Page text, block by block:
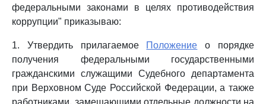
федеральными законами в целях противодействия
коррупции" приказываю:
1. Утвердить прилагаемое Положение о порядке
получения федеральными государственными
гражданскими служащими Судебного департамента
при Верховном Суде Российской Федерации, а также
работниками, замещающими отдельные должности на